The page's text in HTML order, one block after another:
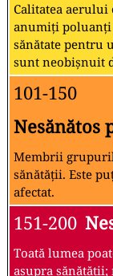
Calitatea aerului
anumiți poluanți
sănătate pentru
sunt neobișnuit
101-150
Nesănătos
Membrii
sănătății. Este
afectat.
151-200
Toată lumea
asupra